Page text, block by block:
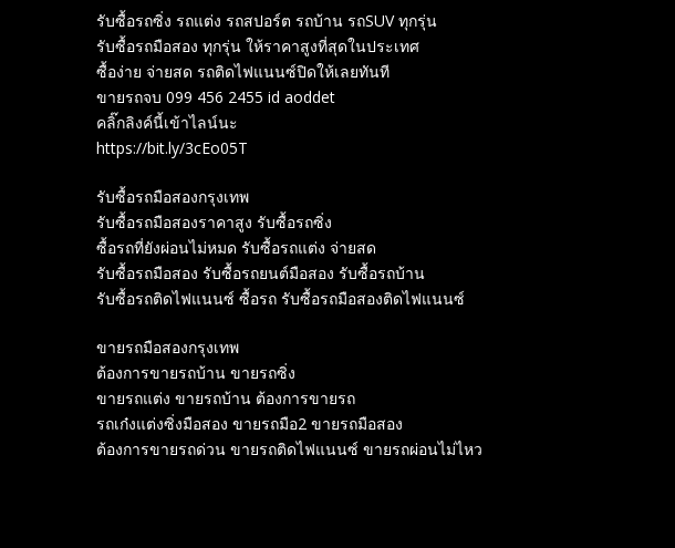
รับซื้อรถซิ่ง รถแต่ง รถสปอร์ต รถบ้าน รถSUV ทุกรุ่น
รับซื้อรถมือสอง ทุกรุ่น ให้ราคาสูงที่สุดในประเทศ
ซื้อง่าย จ่ายสด รถติดไฟแนนซ์ปิดให้เลยทันที
ขายรถจบ 099 456 2455 id aoddet
คลิ๊กลิงค์นี้เข้าไลน์นะ
https://bit.ly/3cEo05T
รับซื้อรถมือสองกรุงเทพ
รับซื้อรถมือสองราคาสูง รับซื้อรถซิ่ง
ซื้อรถที่ยังผ่อนไม่หมด รับซื้อรถแต่ง จ่ายสด
รับซื้อรถมือสอง รับซื้อรถยนต์มือสอง รับซื้อรถบ้าน
รับซื้อรถติดไฟแนนซ์ ซื้อรถ รับซื้อรถมือสองติดไฟแนนซ์
ขายรถมือสองกรุงเทพ
ต้องการขายรถบ้าน ขายรถซิ่ง
ขายรถแต่ง ขายรถบ้าน ต้องการขายรถ
รถเก๋งแต่งซิ่งมือสอง ขายรถมือ2 ขายรถมือสอง
ต้องการขายรถด่วน ขายรถติดไฟแนนซ์ ขายรถผ่อนไม่ไหว